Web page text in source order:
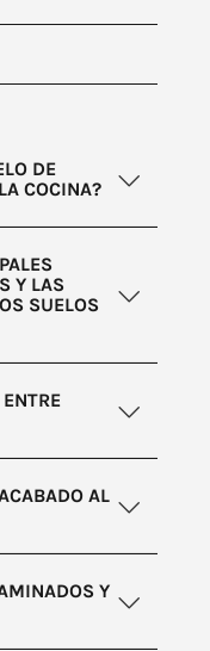
DE
COCINA?
Y LAS
SUELOS
AL
Y